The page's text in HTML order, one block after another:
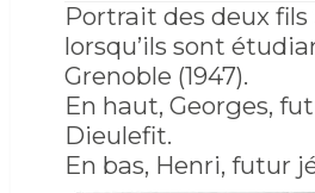
Portrait des deux
lorsqu’ils sont
Grenoble (1947).
En haut, Georges,
Dieulefit.
En bas, Henri, futur